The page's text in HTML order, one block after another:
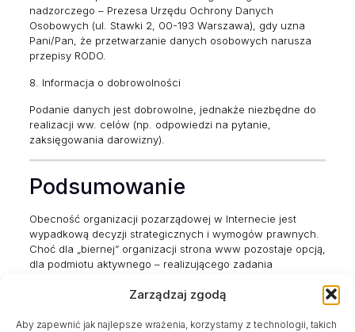
Zarządzaj zgodą
Aby zapewnić jak najlepsze wrażenia, korzystamy z technologii, takich
nadzorczego – Prezesa Urzędu Ochrony Danych
Osobowych (ul. Stawki 2, 00-193 Warszawa), gdy uzna
Pani/Pan, że przetwarzanie danych osobowych narusza
przepisy RODO.
8. Informacja o dobrowolności
Podanie danych jest dobrowolne, jednakże niezbędne do
realizacji ww. celów (np. odpowiedzi na pytanie,
zaksięgowania darowizny).
Podsumowanie
Obecność organizacji pozarządowej w Internecie jest
wypadkową decyzji strategicznych i wymogów prawnych.
Choć dla „biernej” organizacji strona www pozostaje opcją,
dla podmiotu aktywnego – realizującego zadania
transparentność – staje się ona centrum operacyjnym,
(WCAG), prywatności (RODO/Cookies) oraz